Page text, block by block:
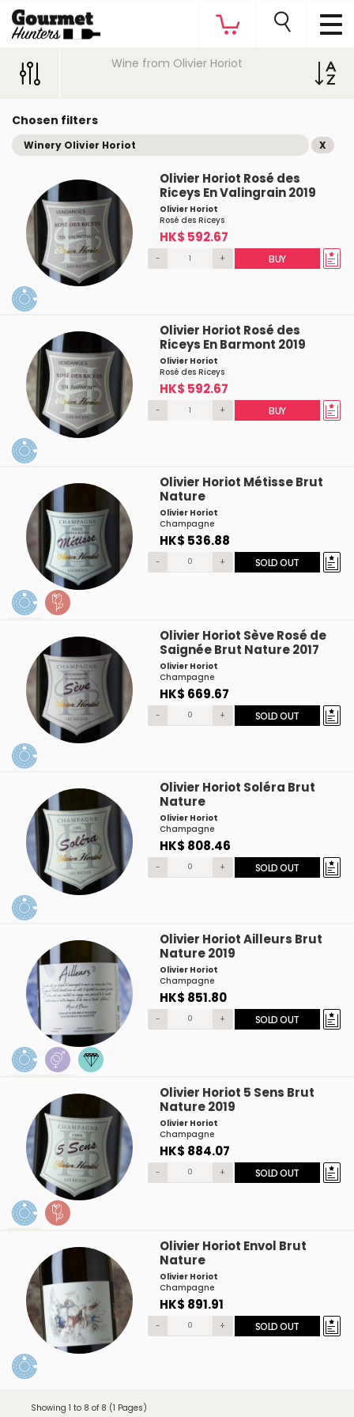
Wine from Olivier Horiot
Chosen filters
Winery Olivier Horiot X
Olivier Horiot Rosé des
Riceys En Valingrain 2019
Olivier Horiot
Rosé des Riceys
HK$ 592.67
- + BUY
Olivier Horiot Rosé des
Riceys En Barmont 2019
Olivier Horiot
Rosé des Riceys
HK$ 592.67
- + BUY
Olivier Horiot Métisse Brut
Nature
Olivier Horiot
Champagne
HK$ 536.88
- + SOLD OUT
Olivier Horiot Sève Rosé de
Saignée Brut Nature 2017
Olivier Horiot
Champagne
HK$ 669.67
- + SOLD OUT
Olivier Horiot Soléra Brut
Nature
Olivier Horiot
Champagne
HK$ 808.46
- + SOLD OUT
Olivier Horiot Ailleurs Brut
Nature 2019
Olivier Horiot
Champagne
HK$ 851.80
- + SOLD OUT
Olivier Horiot 5 Sens Brut
Nature 2019
Olivier Horiot
Champagne
HK$ 884.07
- + SOLD OUT
Olivier Horiot Envol Brut
Nature
Olivier Horiot
Champagne
HK$ 891.91
- + SOLD OUT
Showing 1 to 8 of 8 (1 Pages)